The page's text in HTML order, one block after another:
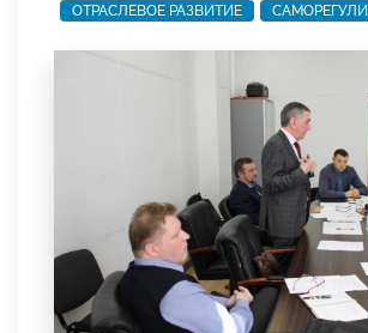
ОТРАСЛЕВОЕ РАЗВИТИЕ